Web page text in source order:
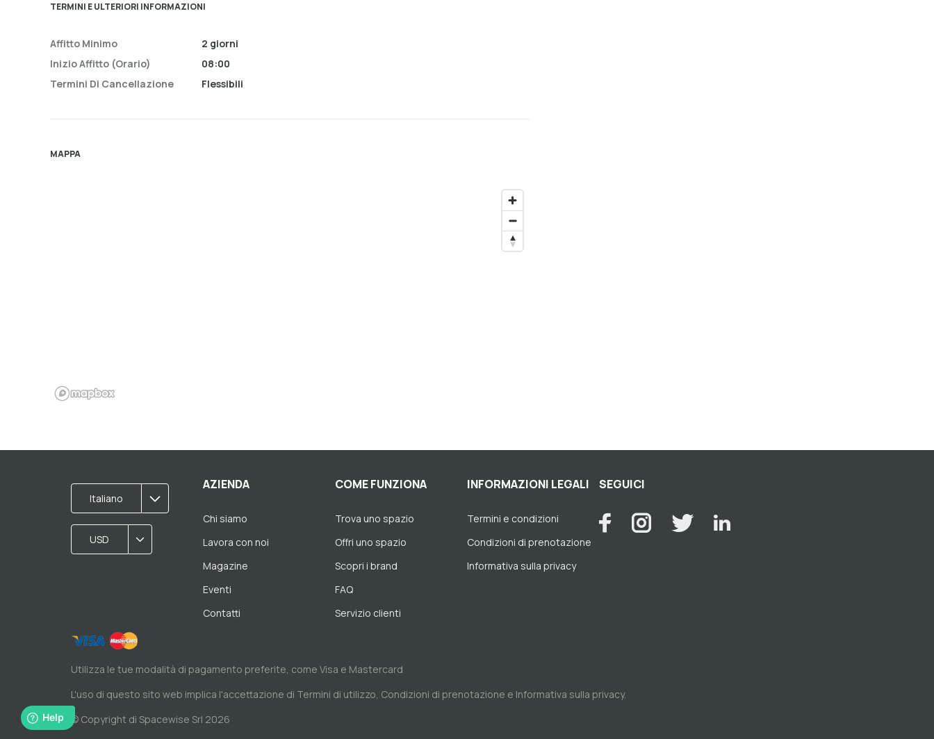
TERMINI E ULTERIORI INFORMAZIONI
Affitto Minimo
Inizio Affitto (orario)
Termini Di Cancellazione
2 giorni
08:00
Flessibili
MAPPA
Italiano
USD
AZIENDA
Chi siamo
Lavora con noi
Magazine
Eventi
Contatti
COME FUNZIONA
Trova uno spazio
Offri uno spazio
Scopri i brand
FAQ
Servizio clienti
INFORMAZIONI LEGALI
Termini e condizioni
Condizioni di prenotazione
Informativa sulla privacy
SEGUICI
Utilizza le tue modalità di pagamento preferite, come Visa e Mastercard
L'uso di questo sito web implica l'accettazione di Termini di utilizzo, Condizioni di prenotazione e Informativa sulla privacy.
© Copyright di Spacewise Srl 2026